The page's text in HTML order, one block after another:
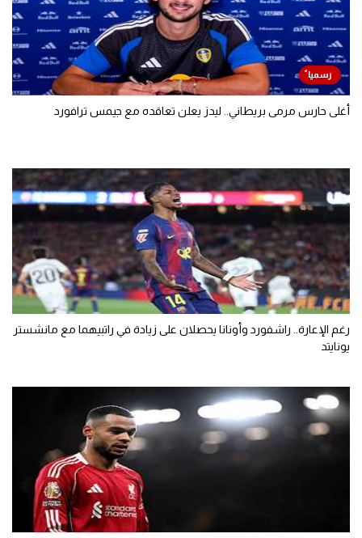
أغلى حارس مرمى بريطاني.. ليدز يعلن تعاقده مع جيمس ترافورد
رغم الإعارة.. راشفورد وأونانا يحصلان على زيادة في راتبيهما مع مانشستر
يونايتد